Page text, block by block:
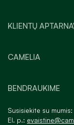
KLIENTŲ
CAMELIA
BENDRAUKIME
Susisiekite su mumis:
El. p.: